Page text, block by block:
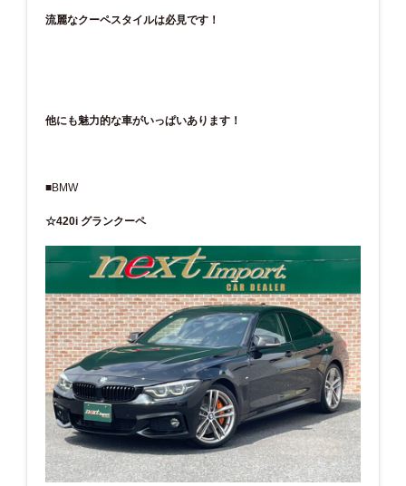
流麗なクーペスタイルは必見です！
他にも魅力的な車がいっぱいあります！
■BMW
☆420i グランクーペ